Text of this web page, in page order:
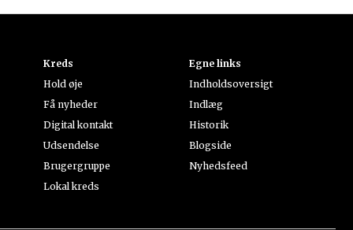
Kreds
Hold øje
Få nyheder
Digital kontakt
Udsendelse
Brugergruppe
Lokal kreds
Egne links
Indholdsoversigt
Indlæg
Historik
Blogside
Nyhedsfeed